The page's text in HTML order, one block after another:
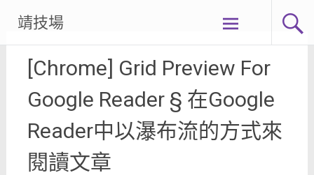
content
靖技場
[Chrome] Grid Preview For
Google Reader § 在Google
Reader中以瀑布流的方式來
閱讀文章